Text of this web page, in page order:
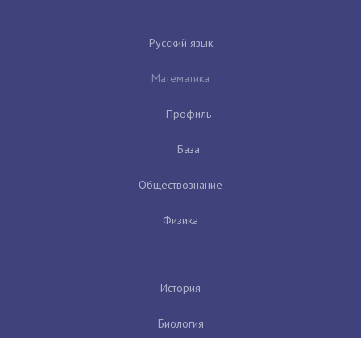
Русский язык
Математика
Профиль
База
Обществознание
Физика
История
Биология